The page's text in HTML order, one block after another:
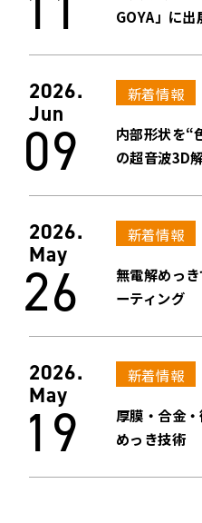
GOYA」に出
2026.
Jun
09
新着情報
内部形状を“
の超音波3D
2026.
May
26
新着情報
無電解めっ
ーティング
2026.
May
19
新着情報
厚膜・合金
めっき技術